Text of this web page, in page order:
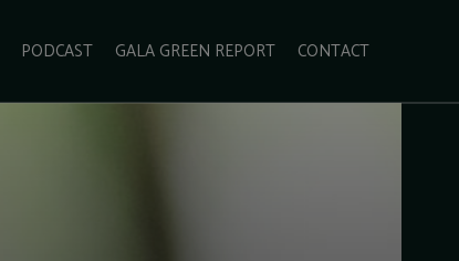
PODCAST GALA GREEN REPORT CONTACT